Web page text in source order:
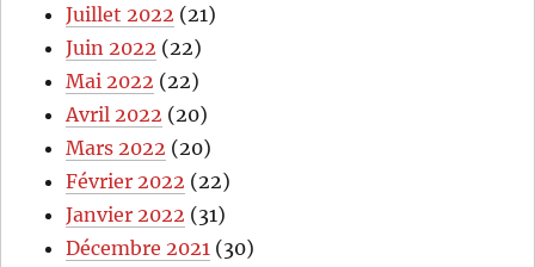
Juillet 2022 (21)
Juin 2022 (22)
Mai 2022 (22)
Avril 2022 (20)
Mars 2022 (20)
Février 2022 (22)
Janvier 2022 (31)
Décembre 2021 (30)